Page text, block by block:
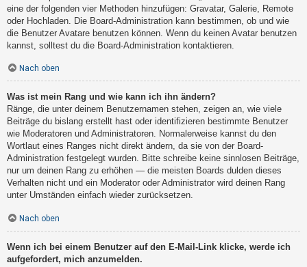
eine der folgenden vier Methoden hinzufügen: Gravatar, Galerie, Remote
oder Hochladen. Die Board-Administration kann bestimmen, ob und wie
die Benutzer Avatare benutzen können. Wenn du keinen Avatar benutzen
kannst, solltest du die Board-Administration kontaktieren.
Nach oben
Was ist mein Rang und wie kann ich ihn ändern?
Ränge, die unter deinem Benutzernamen stehen, zeigen an, wie viele
Beiträge du bislang erstellt hast oder identifizieren bestimmte Benutzer
wie Moderatoren und Administratoren. Normalerweise kannst du den
Wortlaut eines Ranges nicht direkt ändern, da sie von der Board-
Administration festgelegt wurden. Bitte schreibe keine sinnlosen Beiträge,
nur um deinen Rang zu erhöhen — die meisten Boards dulden dieses
Verhalten nicht und ein Moderator oder Administrator wird deinen Rang
unter Umständen einfach wieder zurücksetzen.
Nach oben
Wenn ich bei einem Benutzer auf den E-Mail-Link klicke, werde ich
aufgefordert, mich anzumelden.